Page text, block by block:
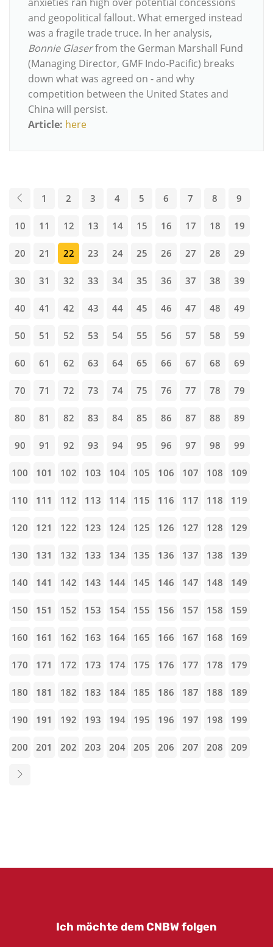
and geopolitical fallout. What emerged instead
was a fragile trade truce. In her analysis,
Bonnie Glaserfrom the German Marshall Fund
(Managing Director, GMF Indo-Pacific) breaks
down what was agreed on - and why
competition between the United States and
China will persist.
Article: here
1 2 3 4 5 6 7 8 9
10 11 12 13 14 15 16 17 18 19
20 21 22 23 24 25 26 27 28 29
30 31 32 33 34 35 36 37 38 39
40 41 42 43 44 45 46 47 48 49
50 51 52 53 54 55 56 57 58 59
60 61 62 63 64 65 66 67 68 69
70 71 72 73 74 75 76 77 78 79
80 81 82 83 84 85 86 87 88 89
90 91 92 93 94 95 96 97 98 99
100 101 102 103 104 105 106 107 108 109
110 111 112 113 114 115 116 117 118 119
120 121 122 123 124 125 126 127 128 129
130 131 132 133 134 135 136 137 138 139
140 141 142 143 144 145 146 147 148 149
150 151 152 153 154 155 156 157 158 159
160 161 162 163 164 165 166 167 168 169
170 171 172 173 174 175 176 177 178 179
180 181 182 183 184 185 186 187 188 189
190 191 192 193 194 195 196 197 198 199
200 201 202 203 204 205 206 207 208 209
Ich möchte dem CNBW folgen